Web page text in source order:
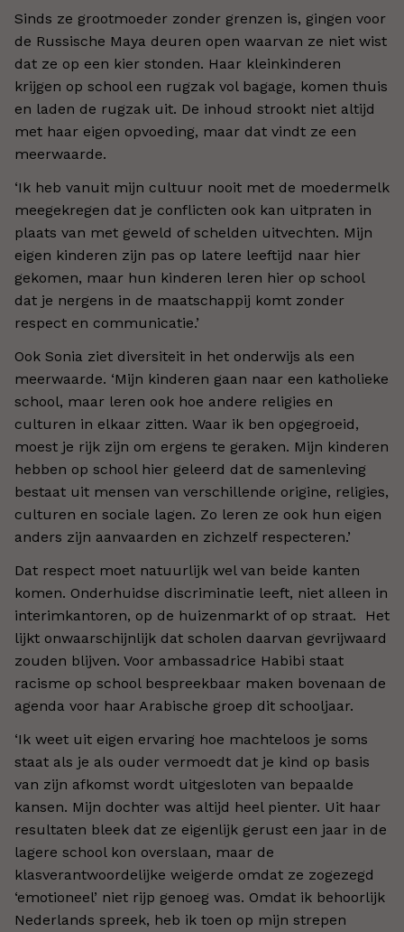
Sinds ze grootmoeder zonder grenzen is, gingen voor
de Russische Maya deuren open waarvan ze niet wist
dat ze op een kier stonden. Haar kleinkinderen
krijgen op school een rugzak vol bagage, komen thuis
en laden de rugzak uit. De inhoud strookt niet altijd
met haar eigen opvoeding, maar dat vindt ze een
meerwaarde.
‘Ik heb vanuit mijn cultuur nooit met de moedermelk
meegekregen dat je conflicten ook kan uitpraten in
plaats van met geweld of schelden uitvechten. Mijn
eigen kinderen zijn pas op latere leeftijd naar hier
gekomen, maar hun kinderen leren hier op school
dat je nergens in de maatschappij komt zonder
respect en communicatie.’
Ook Sonia ziet diversiteit in het onderwijs als een
meerwaarde. ‘Mijn kinderen gaan naar een katholieke
school, maar leren ook hoe andere religies en
culturen in elkaar zitten. Waar ik ben opgegroeid,
moest je rijk zijn om ergens te geraken. Mijn kinderen
hebben op school hier geleerd dat de samenleving
bestaat uit mensen van verschillende origine, religies,
culturen en sociale lagen. Zo leren ze ook hun eigen
anders zijn aanvaarden en zichzelf respecteren.’
Dat respect moet natuurlijk wel van beide kanten
komen. Onderhuidse discriminatie leeft, niet alleen in
interimkantoren, op de huizenmarkt of op straat. Het
lijkt onwaarschijnlijk dat scholen daarvan gevrijwaard
zouden blijven. Voor ambassadrice Habibi staat
racisme op school bespreekbaar maken bovenaan de
agenda voor haar Arabische groep dit schooljaar.
‘Ik weet uit eigen ervaring hoe machteloos je soms
staat als je als ouder vermoedt dat je kind op basis
van zijn afkomst wordt uitgesloten van bepaalde
kansen. Mijn dochter was altijd heel pienter. Uit haar
resultaten bleek dat ze eigenlijk gerust een jaar in de
lagere school kon overslaan, maar de
klasverantwoordelijke weigerde omdat ze zogezegd
‘emotioneel’ niet rijp genoeg was. Omdat ik behoorlijk
Nederlands spreek, heb ik toen op mijn strepen